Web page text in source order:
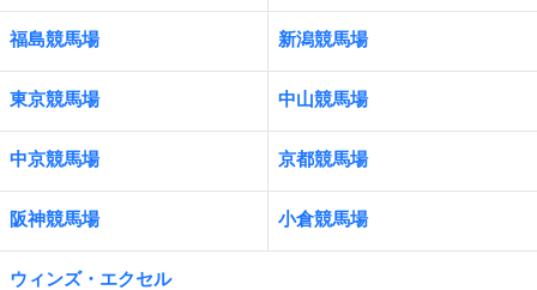
福島競馬場 新潟競馬場
東京競馬場 中山競馬場
中京競馬場 京都競馬場
阪神競馬場 小倉競馬場
ウィンズ・エクセル